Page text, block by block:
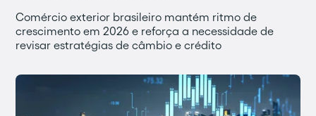
Comércio exterior brasileiro mantém ritmo de
crescimento em 2026 e reforça a necessidade de
revisar estratégias de câmbio e crédito